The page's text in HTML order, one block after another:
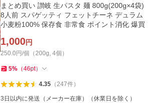
まとめ買い 讃岐 生パスタ 麺 800g(200g×4袋)
8人前 スパゲッティ フェットチーネ デュラム
小麦粉100% 保存食 非常食 ポイント消化 爆買
1,000円
250.0円/個（200g, 4個）
5% （46pt）
4.35（247件）
3日以内に発送（メーカー在庫）（休業日を除く）